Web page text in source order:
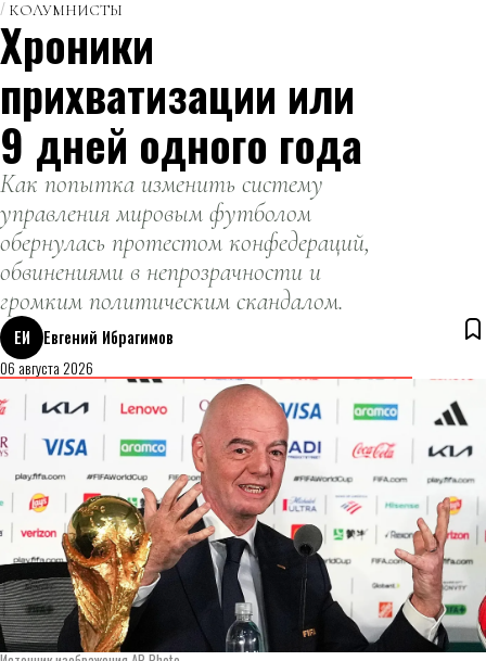
КОЛУМНИСТЫ
Хроники
прихватизации или
9 дней одного года
Как попытка изменить систему
управления мировым футболом
обернулась протестом конфедераций,
обвинениями в непрозрачности и
громким политическим скандалом.
ЕИ
Евгений Ибрагимов
06 августа 2026